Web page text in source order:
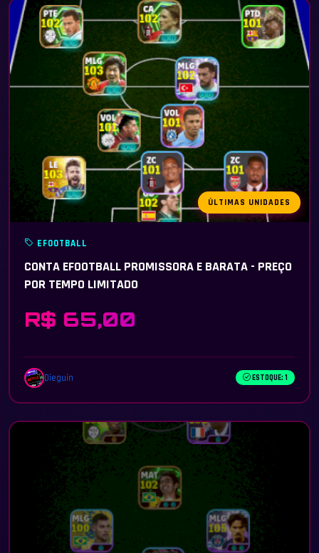
ÚLTIMAS UNIDADES
EFOOTBALL
CONTA EFOOTBALL PROMISSORA E BARATA - PREÇO
POR TEMPO LIMITADO
R$ 65,00
Dieguin ESTOQUE: 1